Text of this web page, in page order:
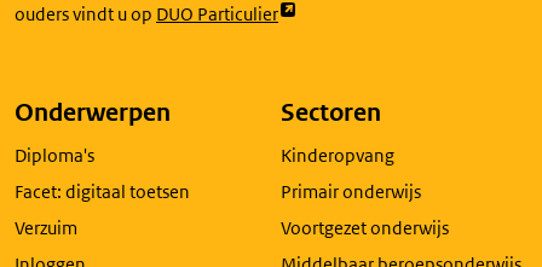
ouders vindt u op DUO Particulier
Link
in
nieuw
Onderwerpen
Diploma's
Facet: digitaal toetsen
Verzuim
Sectoren
Kinderopvang
Primair onderwijs
Voortgezet onderwijs